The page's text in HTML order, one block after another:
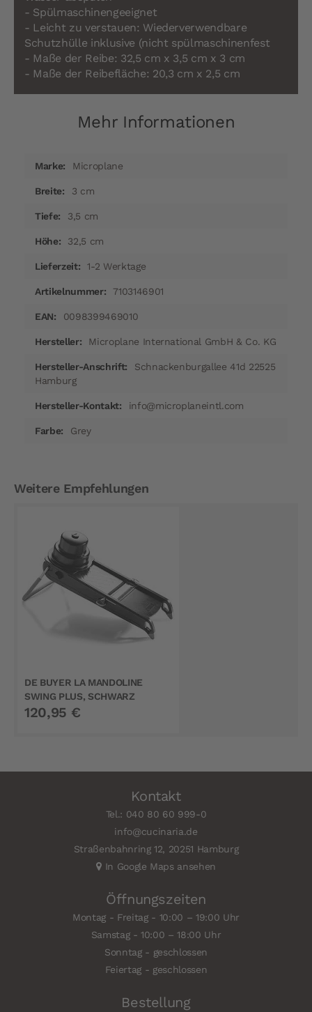
- Spülmaschinengeeignet
- Leicht zu verstauen: Wiederverwendbare
Schutzhülle inklusive (nicht spülmaschinenfest
- Maße der Reibe: 32,5 cm x 3,5 cm x 3 cm
- Maße der Reibefläche: 20,3 cm x 2,5 cm
Mehr Informationen
InformationenMicroplane
3 cm
3,5 cm
32,5 cm
1-2 Werktage
7103146901
0098399469010
Microplane International GmbH & Co. KG
Schnackenburgallee 41d 22525
Hamburg
info@microplaneintl.com
Grey
Weitere Empfehlungen
DE BUYER LA MANDOLINE
SWING PLUS, SCHWARZ
120,95 €
Kontakt
Tel.: 040 80 60 999-0
info@cucinaria.de
Straßenbahnring 12, 20251 Hamburg
In Google Maps ansehen
Öffnungszeiten
Montag - Freitag - 10:00 – 19:00 Uhr
Samstag - 10:00 – 18:00 Uhr
Sonntag - geschlossen
Feiertag - geschlossen
Bestellung